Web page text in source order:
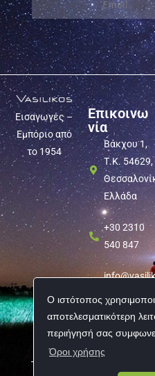
Ο ιστότοπος
αποτελεσματικότερη
περιήγησή σας
Όροι χρήσης
Εισαγωγές –
Εμπόριο από
το 1954
Επικοινω
νία
Βάκχου 1,
Τ.Κ. 54629,
Ελλάδα
+30 2310
540 847